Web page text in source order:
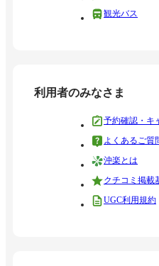
観光バス
利用者のみなさま
予約確認・キ
よくあるご質
沖楽とは
クチコミ掲載
UGC利用規約